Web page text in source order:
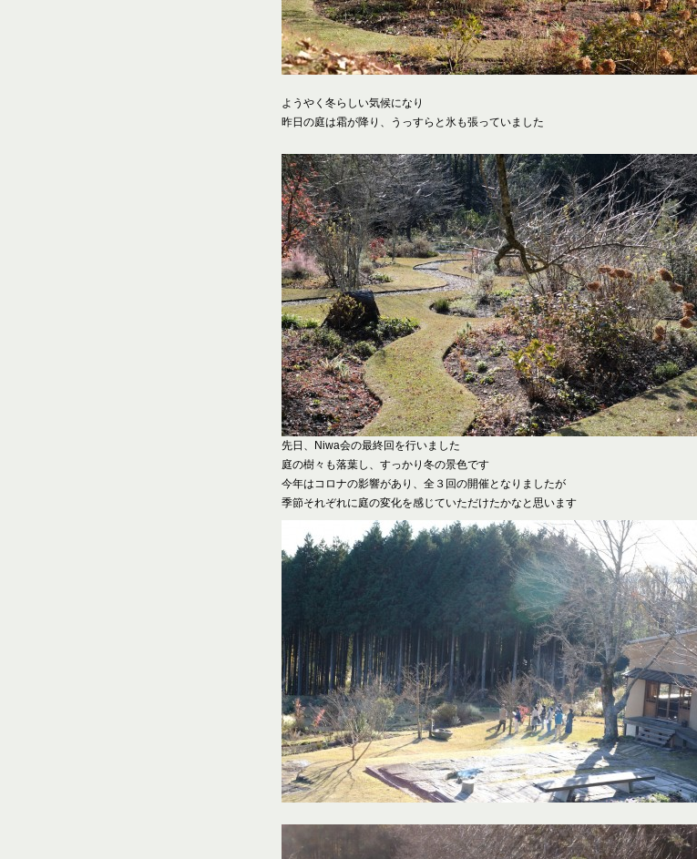
ようやく冬らしい気候になり
昨日の庭は霜が降り、うっすらと氷も張っていました
先日、Niwa会の最終回を行いました
庭の樹々も落葉し、すっかり冬の景色です
今年はコロナの影響があり、全３回の開催となりましたが
季節それぞれに庭の変化を感じていただけたかなと思います